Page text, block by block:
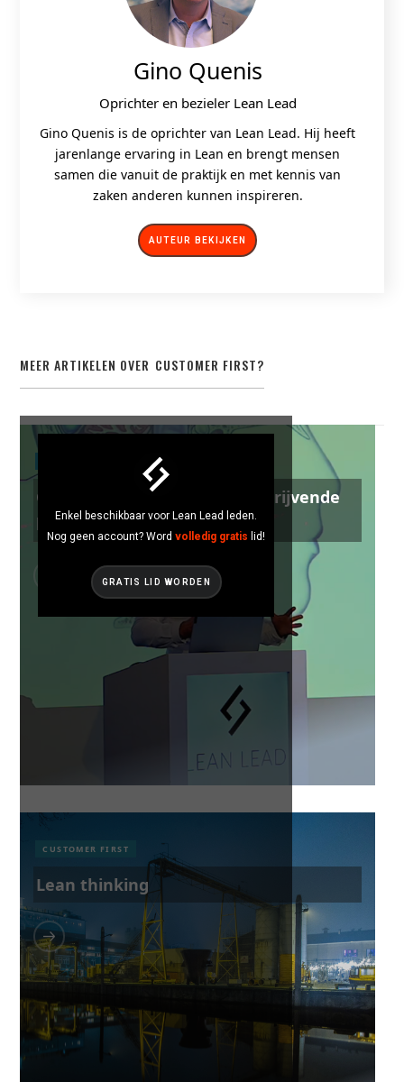
Gino Quenis
Oprichter en bezieler Lean Lead
Gino Quenis is de oprichter van Lean Lead. Hij heeft
jarenlange ervaring in Lean en brengt mensen
samen die vanuit de praktijk en met kennis van
zaken anderen kunnen inspireren.
AUTEUR BEKIJKEN
MEER ARTIKELEN OVER CUSTOMER FIRST?
Chocdecor: Klantwaarde als drijvende
kracht van Lean Thinking
CUSTOMER FIRST
Lean thinking
Enkel beschikbaar voor Lean Lead leden.
Nog geen account? Wordvolledig gratis lid!
GRATIS LID WORDEN